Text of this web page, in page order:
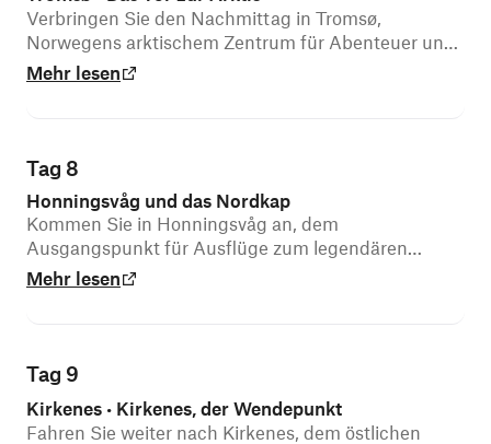
Verbringen Sie den Nachmittag in Tromsø,
Norwegens arktischem Zentrum für Abenteuer und
Geschichte.
Mehr lesen
Tag 8
Honningsvåg und das Nordkap
Kommen Sie in Honningsvåg an, dem
Ausgangspunkt für Ausflüge zum legendären
Nordkap.
Mehr lesen
Tag 9
Kirkenes • Kirkenes, der Wendepunkt
Fahren Sie weiter nach Kirkenes, dem östlichen